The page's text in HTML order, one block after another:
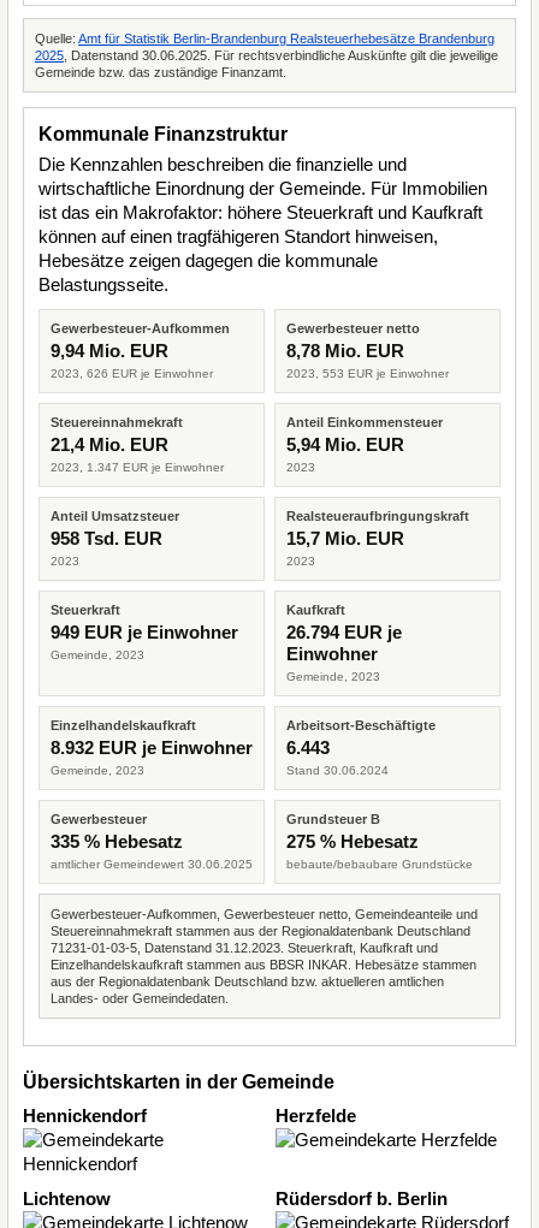
Quelle: Amt für Statistik Berlin-Brandenburg Realsteuerhebesätze Brandenburg
2025 , Datenstand 30.06.2025. Für rechtsverbindliche Auskünfte gilt die jeweilige
Gemeinde bzw. das zuständige Finanzamt.
Kommunale Finanzstruktur
Die Kennzahlen beschreiben die finanzielle und
wirtschaftliche Einordnung der Gemeinde. Für Immobilien
ist das ein Makrofaktor: höhere Steuerkraft und Kaufkraft
können auf einen tragfähigeren Standort hinweisen,
Hebesätze zeigen dagegen die kommunale
Belastungsseite.
Gewerbesteuer-Aufkommen
9,94 Mio. EUR
2023, 626 EUR je Einwohner
Gewerbesteuer netto
8,78 Mio. EUR
2023, 553 EUR je Einwohner
Steuereinnahmekraft
21,4 Mio. EUR
2023, 1.347 EUR je Einwohner
Anteil Einkommensteuer
5,94 Mio. EUR
2023
Anteil Umsatzsteuer
958 Tsd. EUR
2023
Realsteueraufbringungskraft
15,7 Mio. EUR
2023
Steuerkraft
949 EUR je Einwohner
Gemeinde, 2023
Kaufkraft
26.794 EUR je
Einwohner
Gemeinde, 2023
Einzelhandelskaufkraft
8.932 EUR je Einwohner
Gemeinde, 2023
Arbeitsort-Beschäftigte
6.443
Stand 30.06.2024
Gewerbesteuer
335 % Hebesatz
amtlicher Gemeindewert 30.06.2025
Grundsteuer B
275 % Hebesatz
bebaute/bebaubare Grundstücke
Gewerbesteuer-Aufkommen, Gewerbesteuer netto, Gemeindeanteile und
Steuereinnahmekraft stammen aus der Regionaldatenbank Deutschland
71231-01-03-5, Datenstand 31.12.2023. Steuerkraft, Kaufkraft und
Einzelhandelskaufkraft stammen aus BBSR INKAR. Hebesätze stammen
aus der Regionaldatenbank Deutschland bzw. aktuelleren amtlichen
Landes- oder Gemeindedaten.
Übersichtskarten in der Gemeinde
Hennickendorf
Herzfelde
Lichtenow Rüdersdorf b. Berlin